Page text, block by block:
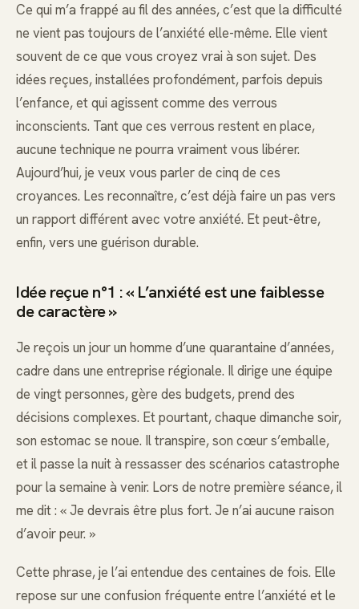
Ce qui m’a frappé au fil des années, c’est que la difficulté
ne vient pas toujours de l’anxiété elle-même. Elle vient
souvent de ce que vous croyez vrai à son sujet. Des
idées reçues, installées profondément, parfois depuis
l’enfance, et qui agissent comme des verrous
inconscients. Tant que ces verrous restent en place,
aucune technique ne pourra vraiment vous libérer.
Aujourd’hui, je veux vous parler de cinq de ces
croyances. Les reconnaître, c’est déjà faire un pas vers
un rapport différent avec votre anxiété. Et peut-être,
enfin, vers une guérison durable.
Idée reçue n°1 : « L’anxiété est une faiblesse
de caractère »
Je reçois un jour un homme d’une quarantaine d’années,
cadre dans une entreprise régionale. Il dirige une équipe
de vingt personnes, gère des budgets, prend des
décisions complexes. Et pourtant, chaque dimanche soir,
son estomac se noue. Il transpire, son cœur s’emballe,
et il passe la nuit à ressasser des scénarios catastrophe
pour la semaine à venir. Lors de notre première séance, il
me dit : « Je devrais être plus fort. Je n’ai aucune raison
d’avoir peur. »
Cette phrase, je l’ai entendue des centaines de fois. Elle
repose sur une confusion fréquente entre l’anxiété et le